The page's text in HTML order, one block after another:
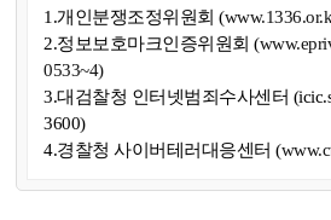
1.개인분쟁조정위원회 (
2.정보보호마크인증위원회 (
0533~4)
3.대검찰청 인터넷범죄수사센터
3600)
4.경찰청 사이버테러대응센터 (